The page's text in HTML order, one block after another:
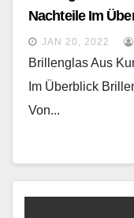
Nachteile Im
JAN 20, 2022
Brillenglas Aus
Im Überblick
Von...